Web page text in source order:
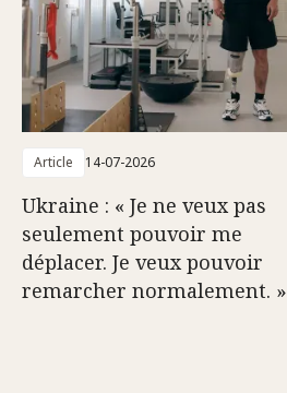
Article 14-07-2026
Ukraine : « Je ne veux pas
seulement pouvoir me
déplacer. Je veux pouvoir
remarcher normalement. »